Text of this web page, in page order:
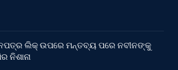
ଲିକ୍ ଉପରେ ମନ୍ତବ୍ୟ ପରେ ନବୀନଙ୍କୁ
ନିଶାନା